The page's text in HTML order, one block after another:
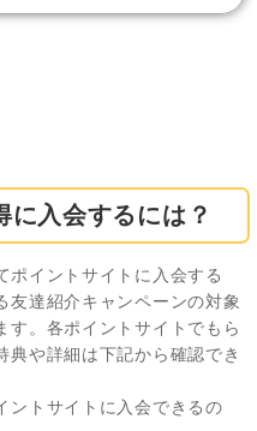
に入会するには？
ポイントサイトに入会する
友達紹介キャンペーンの対象
す。各ポイントサイトでもら
典や詳細は下記から確認でき
トサイトに入会できるの